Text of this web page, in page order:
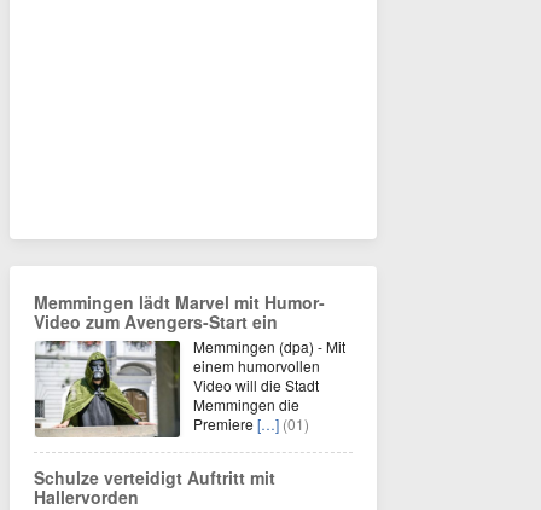
Memmingen lädt Marvel mit Humor-
Video zum Avengers-Start ein
Memmingen (dpa) - Mit
einem humorvollen
Video will die Stadt
Memmingen die
Premiere […] (01)
Schulze verteidigt Auftritt mit
Hallervorden